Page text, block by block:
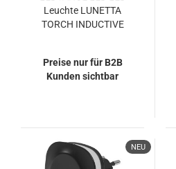
Leuchte LUNETTA
TORCH INDUCTIVE
4058075759404
Preise nur für B2B
Kunden sichtbar
NEU